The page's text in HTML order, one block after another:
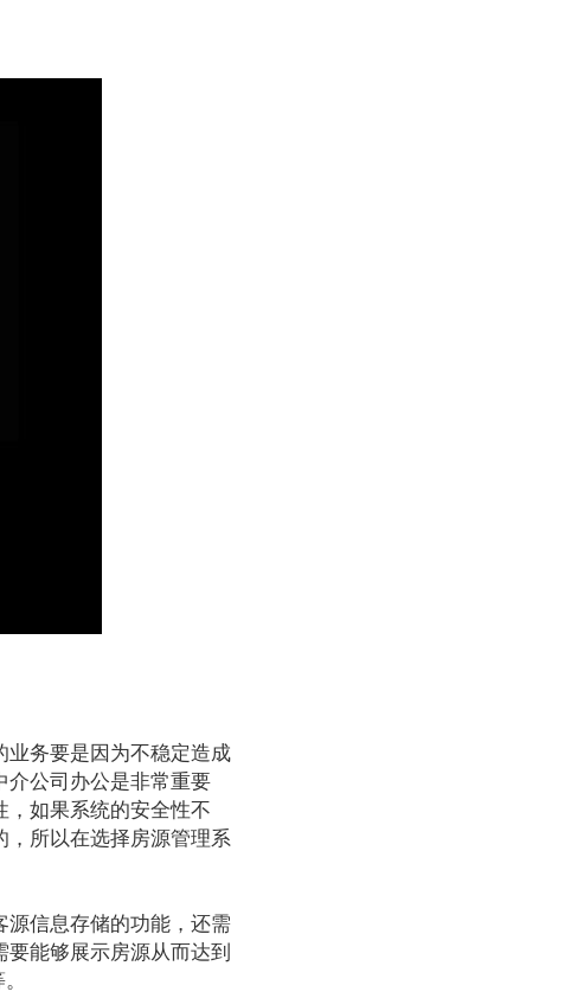
务要是因为不稳定造成
公司办公是非常重要
如果系统的安全性不
所以在选择房源管理系
信息存储的功能，还需
能够展示房源从而达到